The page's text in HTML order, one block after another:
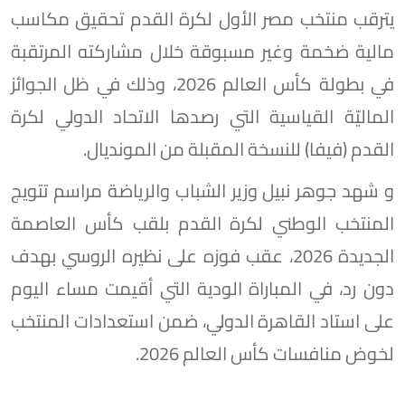
يترقب منتخب مصر الأول لكرة القدم تحقيق مكاسب
مالية ضخمة وغير مسبوقة خلال مشاركته المرتقبة
في بطولة كأس العالم 2026، وذلك في ظل الجوائز
الماليّة القياسية التي رصدها الاتحاد الدولي لكرة
القدم (فيفا) للنسخة المقبلة من المونديال.
و شهد جوهر نبيل وزير الشباب والرياضة مراسم تتويج
المنتخب الوطني لكرة القدم بلقب كأس العاصمة
الجديدة 2026، عقب فوزه على نظيره الروسي بهدف
دون رد، في المباراة الودية التي أقيمت مساء اليوم
على استاد القاهرة الدولي، ضمن استعدادات المنتخب
لخوض منافسات كأس العالم 2026.